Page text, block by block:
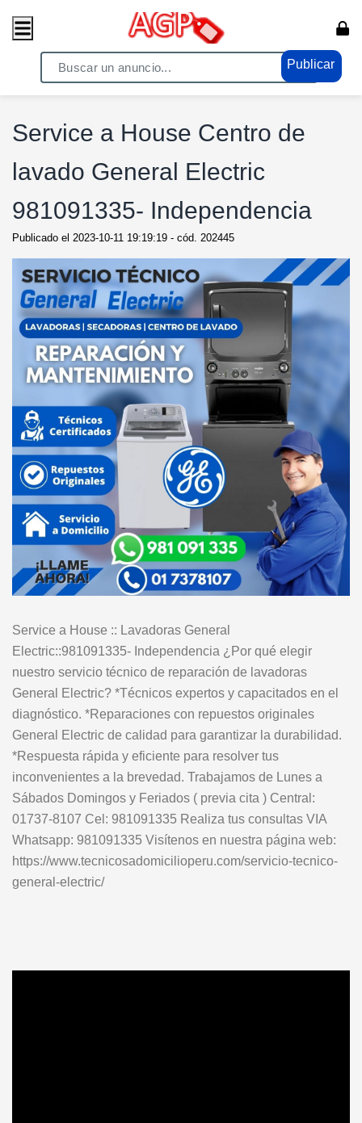
Publicar
/ Servicios / Servicios Generales
Service a House Centro de
lavado General Electric
981091335- Independencia
Publicado el 2023-10-11 19:19:19 - cód. 202445
Service a House :: Lavadoras General
Electric::981091335- Independencia ¿Por qué elegir
nuestro servicio técnico de reparación de lavadoras
General Electric? *Técnicos expertos y capacitados en el
diagnóstico. *Reparaciones con repuestos originales
General Electric de calidad para garantizar la durabilidad.
*Respuesta rápida y eficiente para resolver tus
inconvenientes a la brevedad. Trabajamos de Lunes a
Sábados Domingos y Feriados ( previa cita ) Central:
01737-8107 Cel: 981091335 Realiza tus consultas VIA
Whatsapp: 981091335 Visítenos en nuestra página web:
https://www.tecnicosadomicilioperu.com/servicio-tecnico-
general-electric/